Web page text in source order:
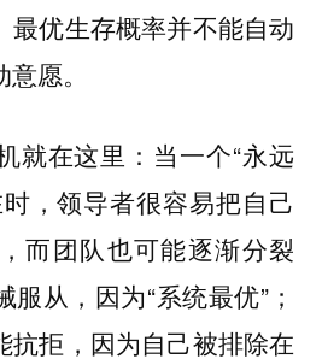
最优生存概率并不能自动
愿。
就在这里：当一个“永远
，领导者很容易把自己
而团队也可能逐渐分裂
从，因为“系统最优”；
抗拒，因为自己被排除在